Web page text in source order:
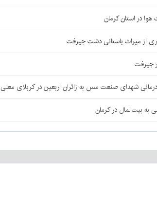
در استان کرمان
از میراث باستانی دشت جیرفت
جیرفت
شهدای صنعت مس به زائران اربعین در کربلای معلی
بیت‌المال در کرمان